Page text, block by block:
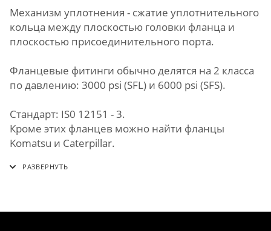
Механизм уплотнения - сжатие уплотнительного
кольца между плоскостью головки фланца и
плоскостью присоединительного порта.
Фланцевые фитинги обычно делятся на 2 класса
по давлению: 3000 psi (SFL) и 6000 psi (SFS).
Стандарт: IS0 12151 - 3.
Кроме этих фланцев можно найти фланцы
Komatsu и Caterpillar.